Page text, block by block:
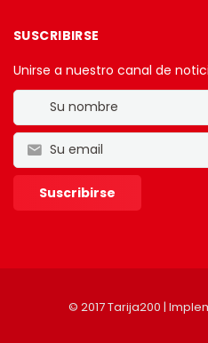
SUSCRIBIRSE
Unirse a nuestro canal de
© 2017 Tarija200 |